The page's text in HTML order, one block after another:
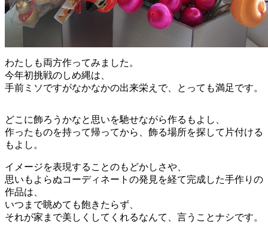
わたしも両方作ってみました。
今年初挑戦のしめ縄は、
手前ミソですがなかなかの出来栄えで、とっても満足です。
どこに飾ろうかなと思いを馳せながら作るもよし、
作ったものを持って帰ってから、飾る場所を探して片付ける
もよし。
イメージを表現することのもどかしさや、
思いもよらぬコーディネートの発見を経て完成した手作りの
作品は、
いつまで眺めても飽きたらず、
それが家まで美しくしてくれるなんて、言うことナシです。